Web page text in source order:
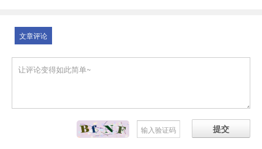
文章评论
提交